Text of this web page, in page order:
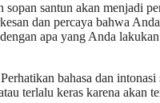
santun akan menjadi
dan percaya bahwa
apa yang Anda
bahasa dan intonasi
terlalu keras karena akan